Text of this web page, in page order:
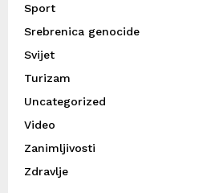
Sport
Srebrenica genocide
Svijet
Turizam
Uncategorized
Video
Zanimljivosti
Zdravlje